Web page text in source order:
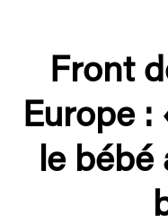
Front
Europe :
le bébé